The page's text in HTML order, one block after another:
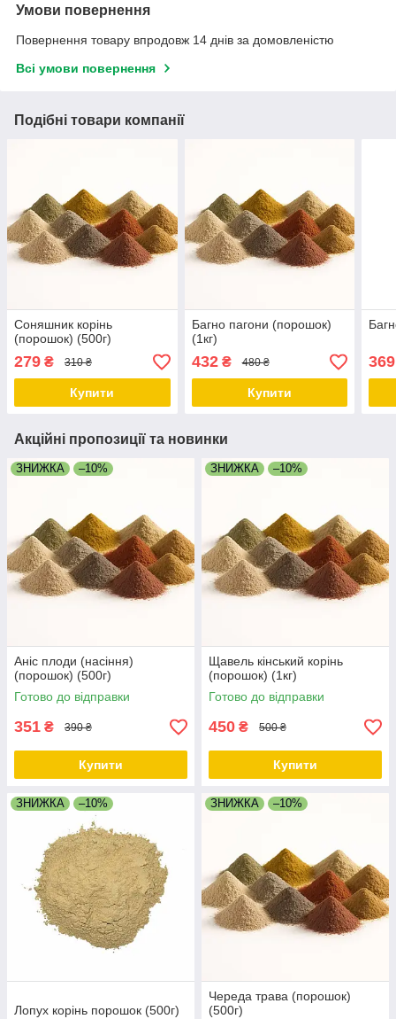
Умови повернення
Повернення товару впродовж 14 днів за домовленістю
Всі умови повернення
Подібні товари компанії
Соняшник корінь
(порошок) (500г)
279 ₴ 310 ₴
Купити
Багно пагони (порошок)
(1кг)
432₴ 480 ₴
Купити
369
Акційні пропозиції та новинки
ЗНИЖКА –10%
Аніс плоди (насіння)
(порошок) (500г)
Готово до відправки
351 ₴ 390 ₴
Купити
ЗНИЖКА –10%
Щавель кінський корінь
(порошок) (1кг)
Готово до відправки
450 ₴ 500 ₴
Купити
ЗНИЖКА –10%
Лопух корінь порошок (500г)
ЗНИЖКА –10%
Череда трава (порошок)
(500г)